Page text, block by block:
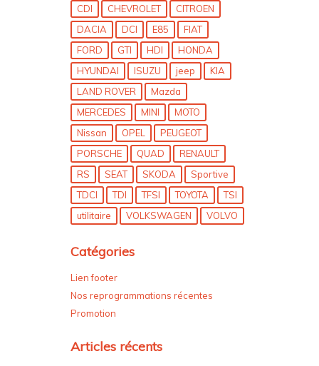
CDI
CHEVROLET
CITROEN
DACIA
DCI E85
FIAT
FORD
GTI HDI
HONDA
HYUNDAI
ISUZU jeep
KIA
LAND ROVER
Mazda
MERCEDES
MINI
MOTO
Nissan
OPEL
PEUGEOT
PORSCHE
QUAD
RENAULT
RS
SEAT SKODA
Sportive
TDCI
TDI TFSI TOYOTA
TSI
utilitaire
VOLKSWAGEN VOLVO
Catégories
Lien footer
Nos reprogrammations récentes
Promotion
Articles récents